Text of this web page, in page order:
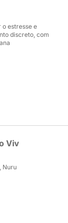
o estresse e
discreto, com
Viv
Nuru